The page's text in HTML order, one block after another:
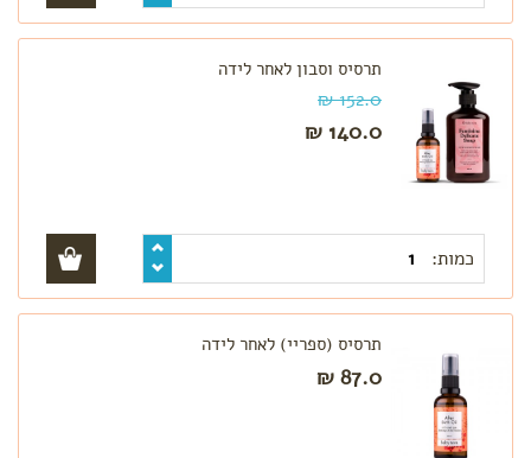
תרסיס וסבון לאחר לידה
152.0 ₪
140.0 ₪
כמות:
תרסיס (ספריי) לאחר לידה
87.0 ₪